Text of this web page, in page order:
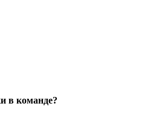
в команде?